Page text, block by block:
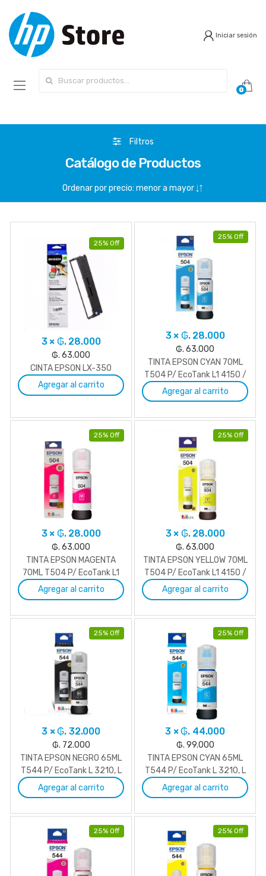
Iniciar sesión
0
Filtros
Catálogo de Productos
25% Off
3 × ₲. 28.000
₲. 63.000
CINTA EPSON LX-350
Agregar al carrito
25% Off
3 × ₲. 28.000
₲. 63.000
TINTA EPSON CYAN 70ML
T504 P/ EcoTank L1 4150 /
L4260
Agregar al carrito
25% Off
3 × ₲. 28.000
₲. 63.000
TINTA EPSON MAGENTA
70ML T504 P/ EcoTank L1
4150 / L4260
Agregar al carrito
25% Off
3 × ₲. 28.000
₲. 63.000
TINTA EPSON YELLOW 70ML
T504 P/ EcoTank L1 4150 /
L4260
Agregar al carrito
25% Off
3 × ₲. 32.000
₲. 72.000
TINTA EPSON NEGRO 65ML
T544 P/ EcoTank L 3210, L
3250, L 5290
Agregar al carrito
25% Off
3 × ₲. 44.000
₲. 99.000
TINTA EPSON CYAN 65ML
T544 P/ EcoTank L 3210, L
3250, L 5290
Agregar al carrito
25% Off 25% Off